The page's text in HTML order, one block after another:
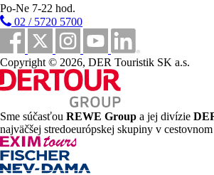
Pre handicapovaných
Dodatočné služby
Zvláštnosti
Internet
Zadarmo:
Web
Po-Ne 7-22 hod.
02 / 5720 5700
Copyright © 2026, DER Touristik SK a.s.
Sme súčasťou REWE Group a jej divízie
najväčšej stredoeurópskej skupiny v